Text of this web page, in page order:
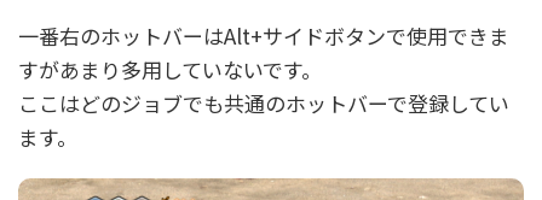
一番右のホットバーはAlt+サイドボタンで使用できま
すがあまり多用していないです。
ここはどのジョブでも共通のホットバーで登録してい
ます。